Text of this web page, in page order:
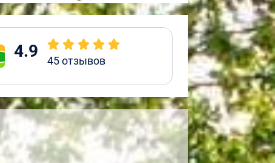
4.9 45отзывов